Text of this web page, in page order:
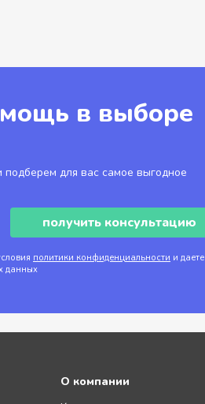
в выборе
подберем для вас самое выгодное
получить консультацию
политики конфиденциальности и даете
данных
О компании